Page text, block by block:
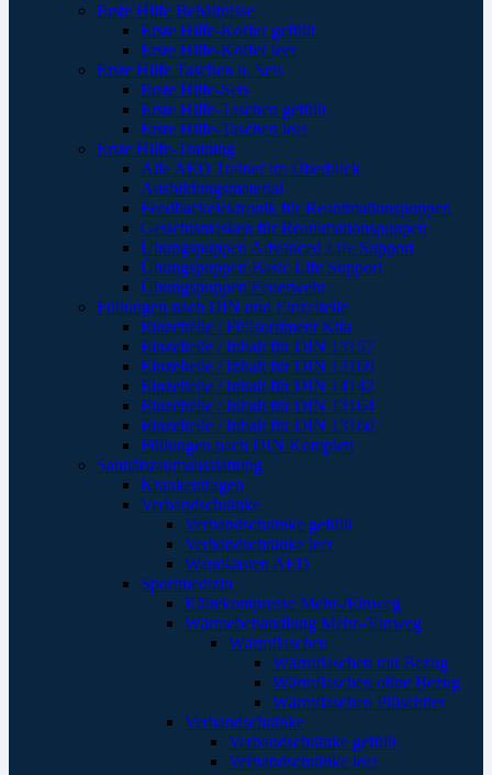
Erste Hilfe Behältnisse
Erste Hilfe-Koffer gefüllt
Erste Hilfe-Koffer leer
Erste Hilfe Taschen u. Sets
Erste Hilfe-Sets
Erste Hilfe-Taschen gefüllt
Erste Hilfe-Taschen leer
Erste Hilfe-Training
Alle AED Trainer im Überblick
Ausbildungsmaterial
Feedbackelektronik für Reanimationspuppen
Gesichtsmasken für Reanimationspuppen
Übungspuppen Advanced Life Support
Übungspuppen Basic Life Support
Übungspuppen Feuerwehr
Füllungen nach DIN und Einzelteile
Einzelteile / Füllsortiment Kita
Einzelteile / Inhalt für DIN 13157
Einzelteile / Inhalt für DIN 13169
Einzelteile / Inhalt für DIN 14142
Einzelteile / Inhalt für DIN 13164
Einzelteile / Inhalt für DIN 13160
Füllungen nach DIN Komplett
Sanitätsraumausstattung
Krankentragen
Verbandschränke
Verbandschränke gefüllt
Verbandschränke leer
Wandkästen AED
Sportmedizin
Kältekompresse Mehr-/Einweg
Wärmebehandlung Mehr-/Einweg
Wärmflaschen
Wärmflaschen mit Bezug
Wärmflaschen ohne Bezug
Wärmflaschen Plüschtier
Verbandschränke
Verbandschränke gefüllt
Verbandschränke leer